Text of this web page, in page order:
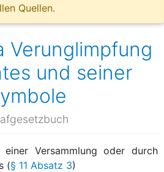
Quellen.
Verunglimpfung
und seiner
Versammlung oder durch
(§ 11 Absatz 3)